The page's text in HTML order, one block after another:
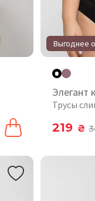
Выгоднее
Элегант
Трусы
219 ₴